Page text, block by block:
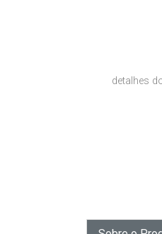
detalhes